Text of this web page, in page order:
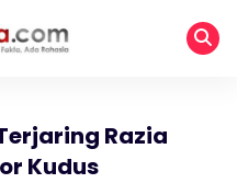
Razia
Kudus